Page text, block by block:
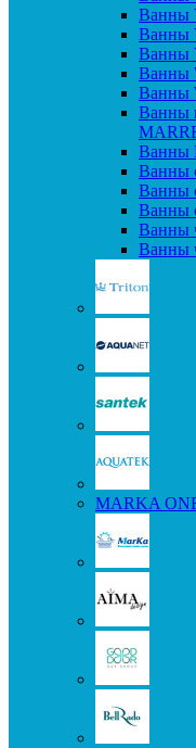
Ванны
Ванны
Ванны
Ванны
Ванны
Ванны
Ванны
Ванны
Ванны
Ванны
Ванны
Ванны
MARKA